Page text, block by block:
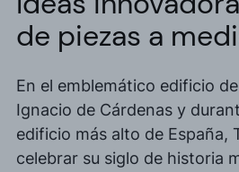
de piezas a
En el emblemático edificio
Ignacio de Cárdenas y
edificio más alto de España,
celebrar su siglo de historia